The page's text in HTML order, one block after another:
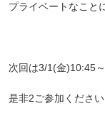
プライベートなこと
次回は3/1(金)10:45
是非2ご参加くださ